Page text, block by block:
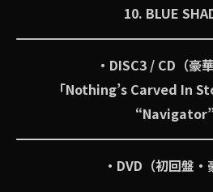
10. BLUE
・DISC3 / CD（豪
「Nothing’s Carved In
“Navigator”
・DVD（初回盤・